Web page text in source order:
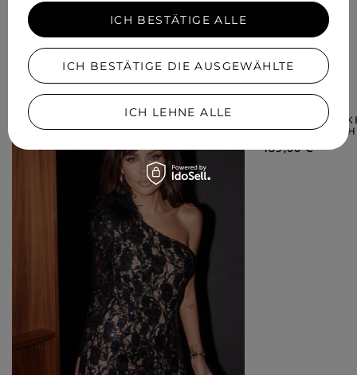
IN EINER ÄHNLICHEN FARBE
MALATI -
TIEFEM
189,00 €
ICH BESTÄTIGE DIE AUSGEWÄHLTE
ICH LEHNE ALLE
ICH BESTÄTIGE ALLE